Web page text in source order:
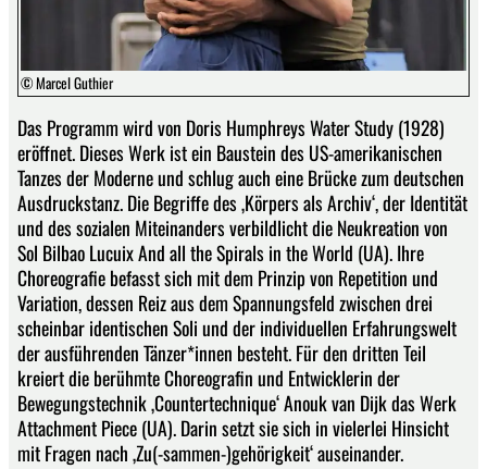
© Marcel Guthier
Das Programm wird von Doris Humphreys Water Study (1928)
eröffnet. Dieses Werk ist ein Baustein des US-amerikanischen
Tanzes der Moderne und schlug auch eine Brücke zum deutschen
Ausdruckstanz. Die Begriffe des ‚Körpers als Archiv‘, der Identität
und des sozialen Miteinanders verbildlicht die Neukreation von
Sol Bilbao Lucuix And all the Spirals in the World (UA). Ihre
Choreografie befasst sich mit dem Prinzip von Repetition und
Variation, dessen Reiz aus dem Spannungsfeld zwischen drei
scheinbar identischen Soli und der individuellen Erfahrungswelt
der ausführenden Tänzer*innen besteht. Für den dritten Teil
kreiert die berühmte Choreografin und Entwicklerin der
Bewegungstechnik ‚Countertechnique‘ Anouk van Dijk das Werk
Attachment Piece (UA). Darin setzt sie sich in vielerlei Hinsicht
mit Fragen nach ‚Zu(-sammen-)gehörigkeit‘ auseinander.